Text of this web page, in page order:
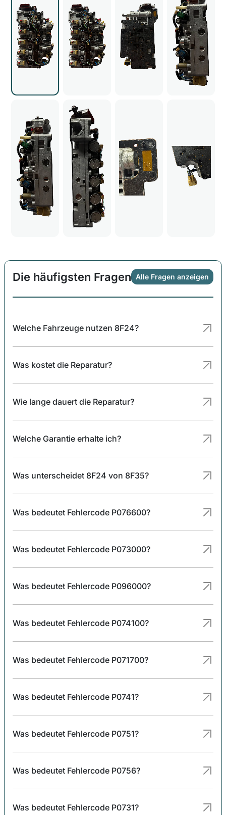
Die häufigsten Fragen Alle Fragen anzeigen
Welche Fahrzeuge nutzen 8F24?
Was kostet die Reparatur?
Wie lange dauert die Reparatur?
Welche Garantie erhalte ich?
Was unterscheidet 8F24 von 8F35?
Was bedeutet Fehlercode P076600?
Was bedeutet Fehlercode P073000?
Was bedeutet Fehlercode P096000?
Was bedeutet Fehlercode P074100?
Was bedeutet Fehlercode P071700?
Was bedeutet Fehlercode P0741?
Was bedeutet Fehlercode P0751?
Was bedeutet Fehlercode P0756?
Was bedeutet Fehlercode P0731?